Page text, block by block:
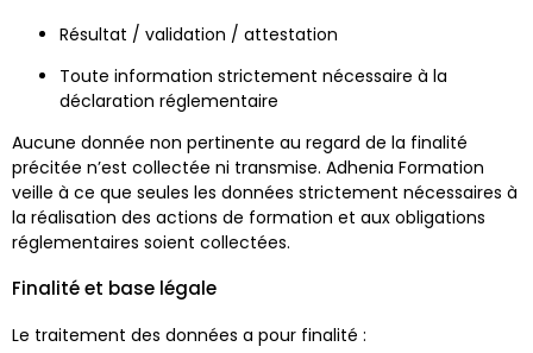
Résultat / validation / attestation
Toute information strictement nécessaire à la
déclaration réglementaire
Aucune donnée non pertinente au regard de la finalité
précitée n’est collectée ni transmise. Adhenia Formation
veille à ce que seules les données strictement nécessaires à
la réalisation des actions de formation et aux obligations
réglementaires soient collectées.
Finalité et base légale
Le traitement des données a pour finalité :